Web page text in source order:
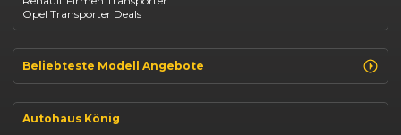
Citroën
Abarth
Fiat Professional
Opel Transporter Deals
Beliebteste Modell Angebote
Renault Arkana Leasing
Renault Captur Leasing
Autohaus König